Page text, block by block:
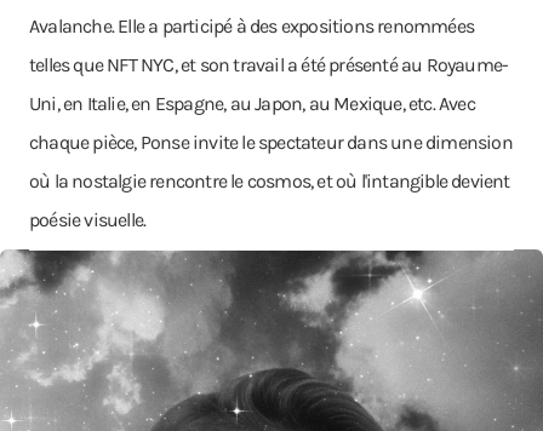
Avalanche. Elle a participé à des expositions renommées
telles que NFT NYC, et son travail a été présenté au Royaume-
Uni, en Italie, en Espagne, au Japon, au Mexique, etc. Avec
chaque pièce, Ponse invite le spectateur dans une dimension
où la nostalgie rencontre le cosmos, et où l'intangible devient
poésie visuelle.